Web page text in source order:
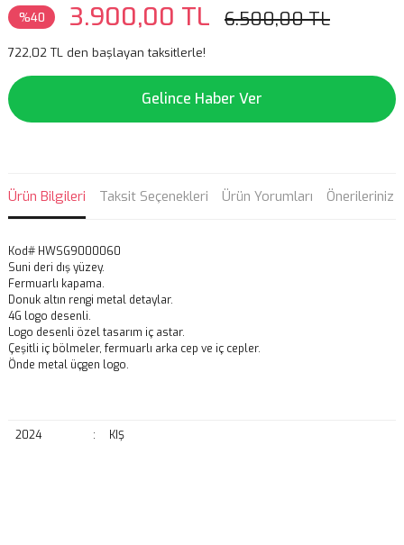
%40 3.900,00 TL 6.500,00 TL
722,02 TL den başlayan taksitlerle!
Gelince Haber Ver
Ürün Bilgileri Taksit Seçenekleri Ürün Yorumları Önerileriniz
Kod# HWSG9000060
Suni deri dış yüzey.
Fermuarlı kapama.
Donuk altın rengi metal detaylar.
4G logo desenli.
Logo desenli özel tasarım iç astar.
Çeşitli iç bölmeler, fermuarlı arka cep ve iç cepler.
Önde metal üçgen logo.
2024 : KIŞ